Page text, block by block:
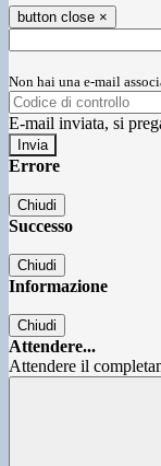
button close ×
Non hai una e-mail
E-mail inviata, si
Errore
Chiudi
Successo
Chiudi
Informazione
Chiudi
Attendere...
Attendere il